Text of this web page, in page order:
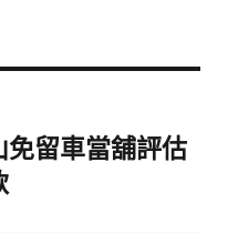
留車當舖評估